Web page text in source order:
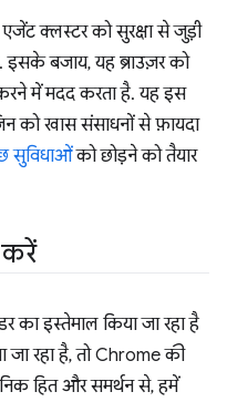
क्लस्टर को सुरक्षा से जुड़ी
इसके बजाय, यह ब्राउज़र को
में मदद करता है. यह इस
को खास संसाधनों से फ़ायदा
सुविधाओंको छोड़ने को तैयार
करें
का इस्तेमाल किया जा रहा है
जा रहा है, तो Chrome की
हित और समर्थन से, हमें